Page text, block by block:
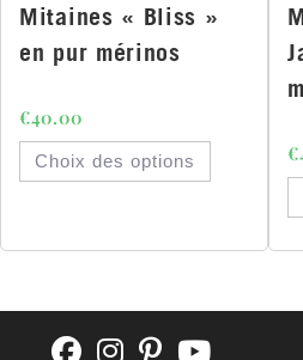
Mitaines « Bliss »
en pur mérinos
€40.00
Choix des options €